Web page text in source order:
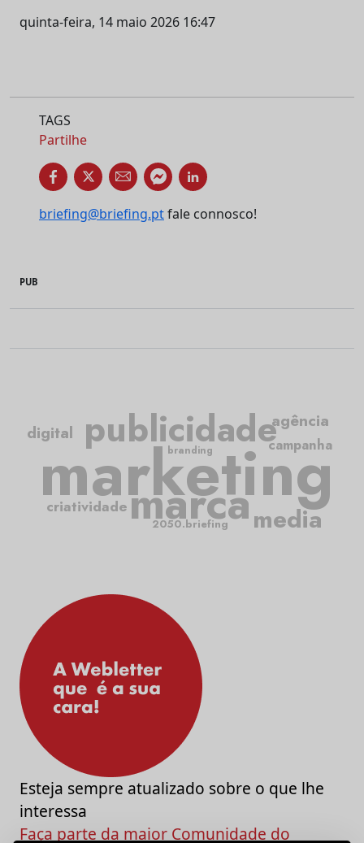
quinta-feira, 14 maio 2026 16:47
TAGS
Partilhe
briefing@briefing.ptfale connosco!
PUB
marketing
publicidade
marca
criatividade
campanha
media
agência
digital
2050.briefing
branding
Esteja sempre atualizado sobre o que lhe
interessa
Faça parte da maior Comunidade do